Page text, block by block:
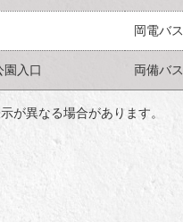
岡電バス
園入口 両備バス
が異なる場合があります。